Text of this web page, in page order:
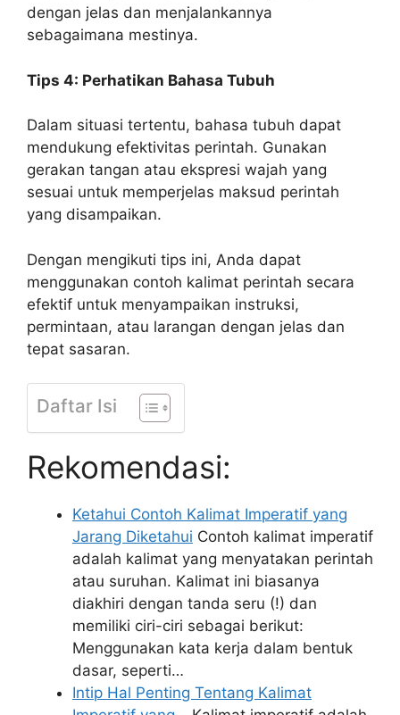
dengan jelas dan menjalankannya
sebagaimana mestinya.
Tips 4: Perhatikan Bahasa Tubuh
Dalam situasi tertentu, bahasa tubuh dapat
mendukung efektivitas perintah. Gunakan
gerakan tangan atau ekspresi wajah yang
sesuai untuk memperjelas maksud perintah
yang disampaikan.
Dengan mengikuti tips ini, Anda dapat
menggunakan contoh kalimat perintah secara
efektif untuk menyampaikan instruksi,
permintaan, atau larangan dengan jelas dan
tepat sasaran.
Daftar Isi
Rekomendasi:
Ketahui Contoh Kalimat Imperatif yang
Jarang Diketahui Contoh kalimat imperatif
adalah kalimat yang menyatakan perintah
atau suruhan. Kalimat ini biasanya
diakhiri dengan tanda seru (!) dan
memiliki ciri-ciri sebagai berikut:
Menggunakan kata kerja dalam bentuk
dasar, seperti…
Intip Hal Penting Tentang Kalimat